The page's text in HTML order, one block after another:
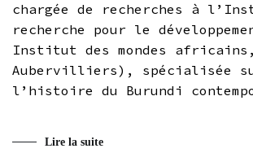
chargée de recherches à
recherche pour le
Institut des mondes africains,
Aubervilliers), spécialisée
l’histoire du Burundi
Lire la suite